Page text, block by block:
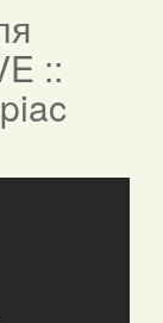
::